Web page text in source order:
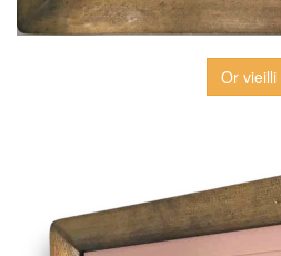
Or vieilli